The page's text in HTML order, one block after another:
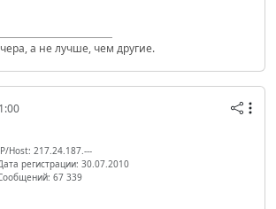
а не лучше, чем другие.
Host: 217.24.187.---
регистрации: 30.07.2010
67 339